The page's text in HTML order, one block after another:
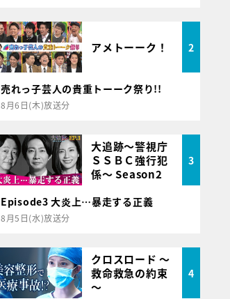
アメトーーク！ 2
売れっ子芸人の貴重トーーク祭り!!
8月6日(木)放送分
大追跡～警視庁
ＳＳＢＣ強行犯
係～ Season2
3
Episode3 大炎上…暴走する正義
8月5日(水)放送分
クロスロード ～
救命救急の約束
～
4